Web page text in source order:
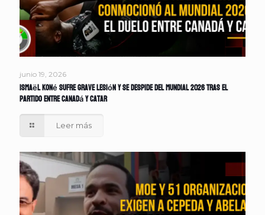
junio 19, 2026
Ismaël Koné sufre grave lesión y se despide del Mundial 2026 tras el
partido entre Canadá y Catar
Leer más